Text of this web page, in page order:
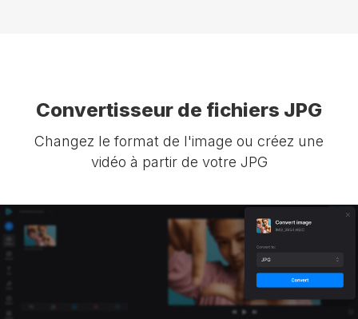
Convertisseur de fichiers JPG
Changez le format de l'image ou créez une
vidéo à partir de votre JPG